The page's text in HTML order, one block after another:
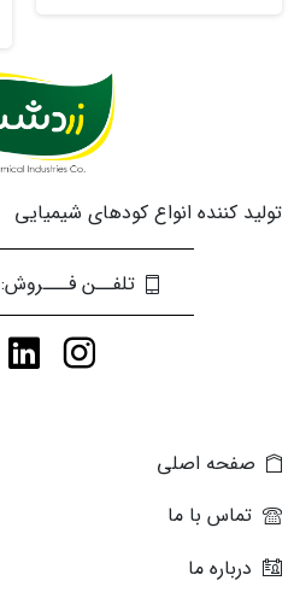
تولید کننده انواع کودهای شیمیایی
تلفــن فـــروش: 09174630303
صفحه اصلی
تماس با ما
درباره ما